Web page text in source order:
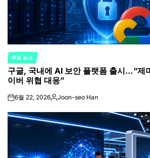
POSTED
IN
주요 뉴스
구글, 국내에 AI 보안 플랫폼 출시…“제
이버 위협 대응”
on6월 22, 2026Posted
Joon-seo Han